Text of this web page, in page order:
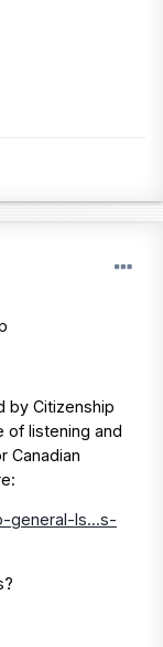
by Citizenship
of listening and
Canadian
general-ls...s-